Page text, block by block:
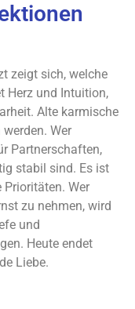
zeigt sich, welche
Herz und Intuition,
Alte karmische
Wer
Partnerschaften,
stabil sind. Es ist
Wer
zu nehmen, wird
und
Heute endet
Liebe.